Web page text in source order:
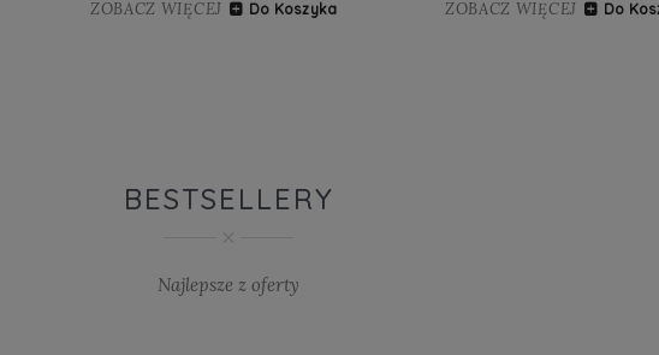
ZOBACZ WIĘCEJ Do Koszyka ZOBACZ WIĘCEJ Do
BESTSELLERY
Najlepsze z oferty